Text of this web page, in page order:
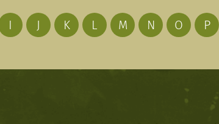
I J K L M N O P